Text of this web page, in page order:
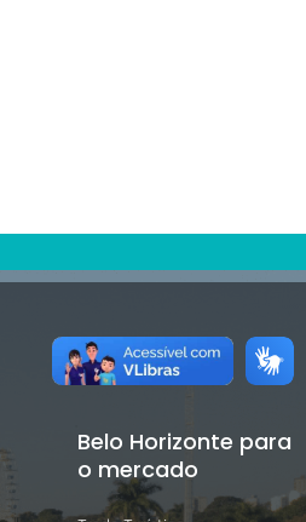
Belo Horizonte para
o mercado